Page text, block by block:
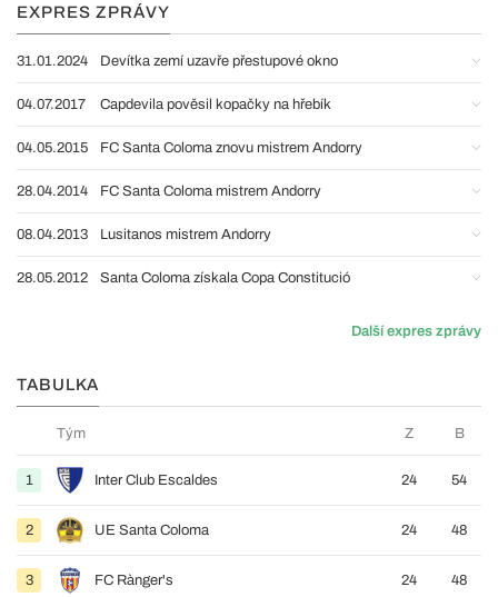
EXPRES ZPRÁVY
31.01.2024 Devítka zemí uzavře přestupové okno
04.07.2017 Capdevila pověsil kopačky na hřebík
04.05.2015 FC Santa Coloma znovu mistrem Andorry
28.04.2014 FC Santa Coloma mistrem Andorry
08.04.2013 Lusitanos mistrem Andorry
28.05.2012 Santa Coloma získala Copa Constitució
Další expres zprávy
TABULKA
Tým Z B
1 Inter Club Escaldes 24 54
2 UE Santa Coloma 24 48
3 FC Rànger's 24 48